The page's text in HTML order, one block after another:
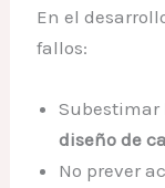
En el
fallos:
diseño de
No prever